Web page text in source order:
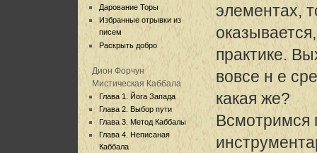
Дарование Торы
Избранные отрывки из
писем
Раскрыть добро
Дион Форчун
Мистическая Каббала
Глава 1. Йога Запада
Глава 2. Выбор пути
Глава 3. Метод Каббалы
Глава 4. Неписаная
Каббала
элементах,
практике.
вовсе н е
какая же?
Всмотримся